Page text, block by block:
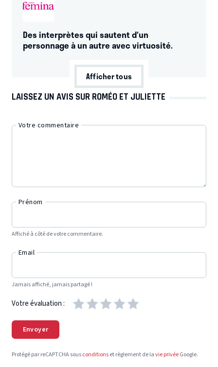
Des interprètes qui sautent d’un
personnage à un autre avec virtuosité.
Afficher tous
LAISSEZ UN AVIS SUR ROMÉO ET JULIETTE
Votre commentaire
Prénom
Affiché à côté de votre commentaire.
Email
Jamais affiché, jamais partagé !
Votre évaluation :
Envoyer
Protégé par reCAPTCHA sousconditionset règlement de lavie privéeGoogle.